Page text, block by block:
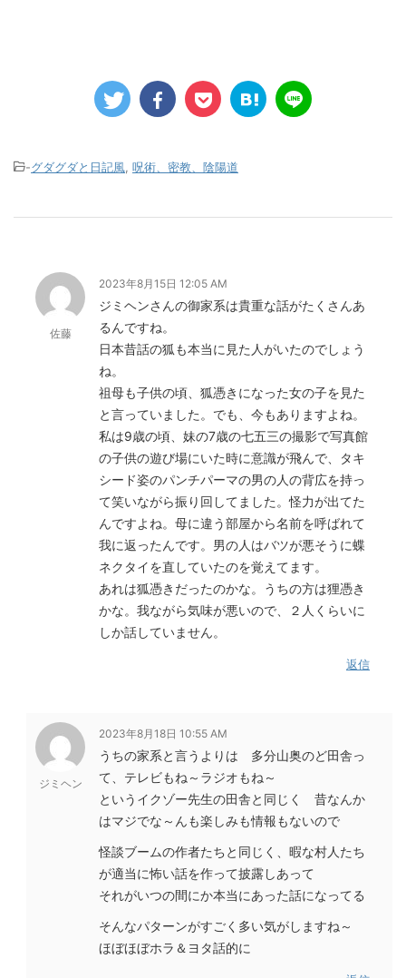
-グダグダと日記風 呪術、密教、陰陽道
佐藤
2023年8月15日 12:05 AM
ジミヘンさんの御家系は貴重な話がたくさんあ
るんですね。
日本昔話の狐も本当に見た人がいたのでしょう
ね。
祖母も子供の頃、狐憑きになった女の子を見た
と言っていました。でも、今もありますよね。
私は9歳の頃、妹の7歳の七五三の撮影で写真館
の子供の遊び場にいた時に意識が飛んで、タキ
シード姿のパンチパーマの男の人の背広を持っ
て笑いながら振り回してました。怪力が出てた
んですよね。母に違う部屋から名前を呼ばれて
我に返ったんです。男の人はバツが悪そうに蝶
ネクタイを直していたのを覚えてます。
あれは狐憑きだったのかな。うちの方は狸憑き
かな。我ながら気味が悪いので、２人くらいに
しか話していません。
返信
ジミヘン
2023年8月18日 10:55 AM
うちの家系と言うよりは 多分山奥のど田舎っ
て、テレビもね～ラジオもね～
というイクゾー先生の田舎と同じく 昔なんか
はマジでな～んも楽しみも情報もないので
怪談ブームの作者たちと同じく、暇な村人たち
が適当に怖い話を作って披露しあって
それがいつの間にか本当にあった話になってる
そんなパターンがすごく多い気がしますね～
ほぼほぼホラ＆ヨタ話的に